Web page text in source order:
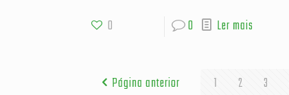
0
0 Ler mais
Página anterior 1 2 3